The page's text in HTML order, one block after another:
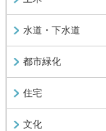
水道・下水道
都市緑化
住宅
文化